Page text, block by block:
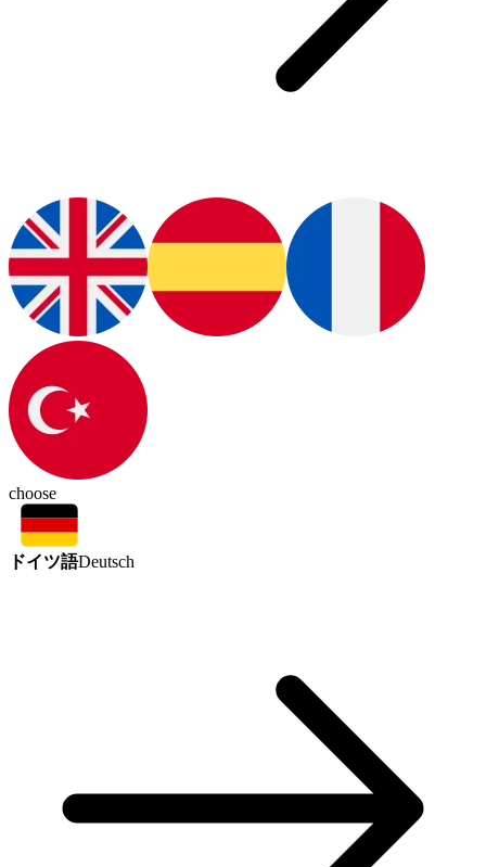
choose
ドイツ語Deutsch